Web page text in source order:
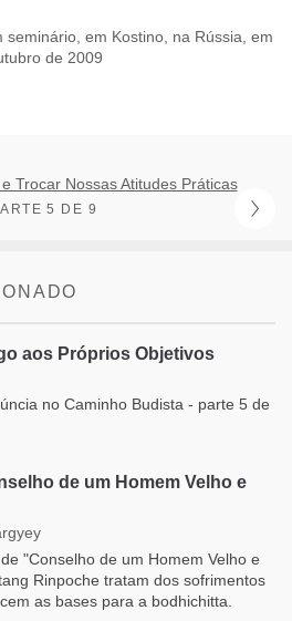
em Kostino, na Rússia, em
de 2009
Trocar Nossas Atitudes Práticas
5 DE 9
aos Próprios Objetivos
no Caminho Budista - parte 5 de
de um Homem Velho e
"Conselho de um Homem Velho e
Rinpoche tratam dos sofrimentos
as bases para a bodhichitta.